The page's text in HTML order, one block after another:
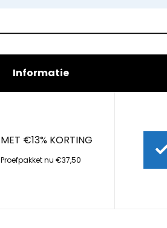
Informatie
MET €13% KORTING
Proefpakket nu €37,50